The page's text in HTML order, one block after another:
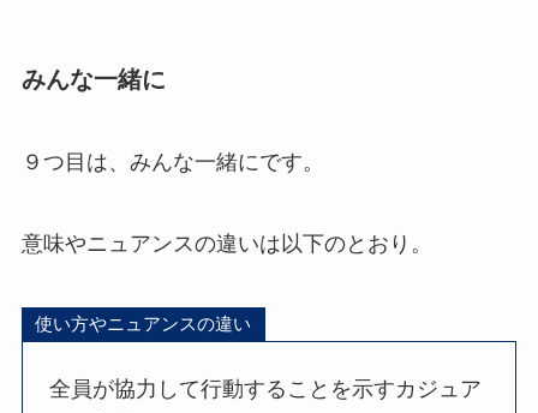
みんな一緒に
９つ目は、みんな一緒にです。
意味やニュアンスの違いは以下のとおり。
使い方やニュアンスの違い
全員が協力して行動することを示すカジュア